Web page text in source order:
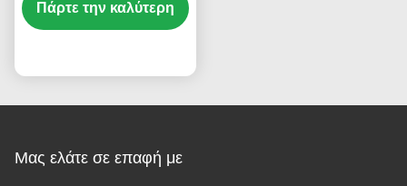
λαχανικών Φυτά
πλαστικής ταινίας
Πάρτε την καλύτερη
Μας ελάτε σε επαφή με